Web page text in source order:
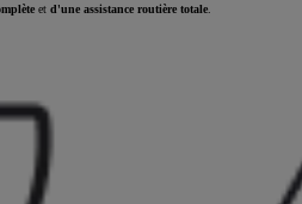
et d'une assistance routière totale